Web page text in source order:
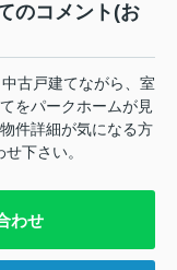
のコメント(お
古戸建てながら、室
をパークホームが見
件詳細が気になる方
下さい。
わせ